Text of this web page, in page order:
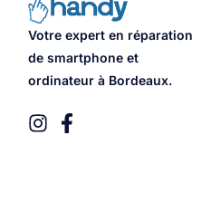
Votre expert en réparation
de smartphone et
ordinateur à Bordeaux.